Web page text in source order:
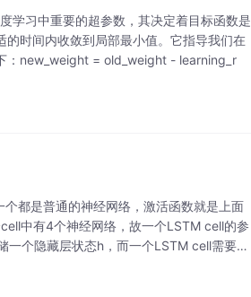
学习中重要的超参数，其决定着目标函数是
时间内收敛到局部最小值。它指导我们在
：new_weight = old_weight - learning_r
都是普通的神经网络，激活函数就是上面
中有4个神经网络，故一个LSTM cell的参
个隐藏层状态h，而一个LSTM cell需要存